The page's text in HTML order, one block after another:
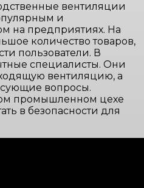
вентиляции
и
на предприятиях. На
количество товаров,
пользователи. В
специалисты. Они
вентиляцию, а
вопросы.
промышленном цехе
в безопасности для